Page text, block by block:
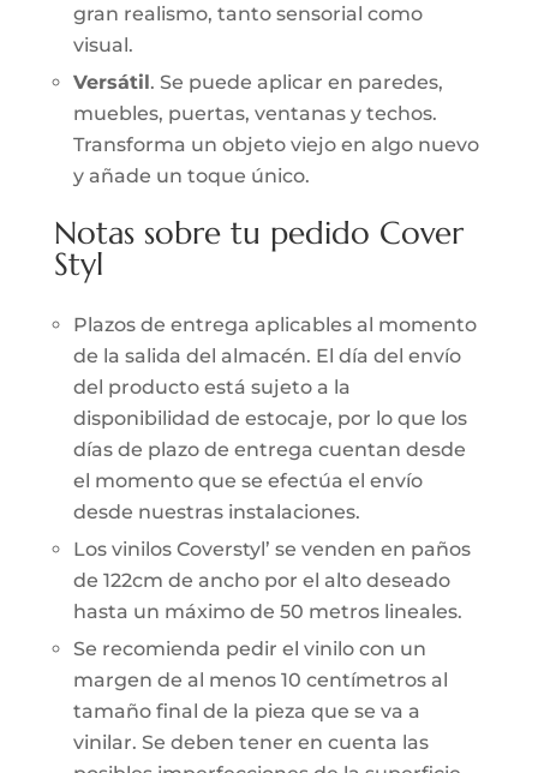
gran realismo, tanto sensorial como
visual.
Versátil . Se puede aplicar en paredes,
muebles, puertas, ventanas y techos.
Transforma un objeto viejo en algo nuevo
y añade un toque único.
Notas sobre tu pedido Cover
Styl
Plazos de entrega aplicables al momento
de la salida del almacén. El día del envío
del producto está sujeto a la
disponibilidad de estocaje, por lo que los
días de plazo de entrega cuentan desde
el momento que se efectúa el envío
desde nuestras instalaciones.
Los vinilos Coverstyl’ se venden en paños
de 122cm de ancho por el alto deseado
hasta un máximo de 50 metros lineales.
Se recomienda pedir el vinilo con un
margen de al menos 10 centímetros al
tamaño final de la pieza que se va a
vinilar. Se deben tener en cuenta las